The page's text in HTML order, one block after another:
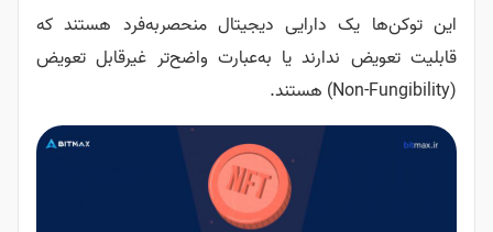
این توکن‌ها یک دارایی دیجیتال منحصر‌به‌فرد هستند که
قابلیت تعویض ندارند یا به‌عبارت واضح‌تر غیرقابل تعویض‌
(Non-Fungibility) هستند.